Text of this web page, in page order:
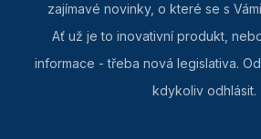
zajímavé novinky, o které se s
Ať už je to inovativní produkt,
informace - třeba nová legislativa.
kdykoliv odhlásit.